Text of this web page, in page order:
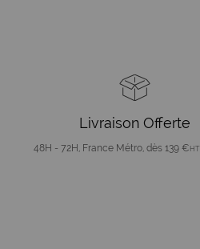
Livraison Offerte
48H - 72H, France Métro, dès 139 € HT